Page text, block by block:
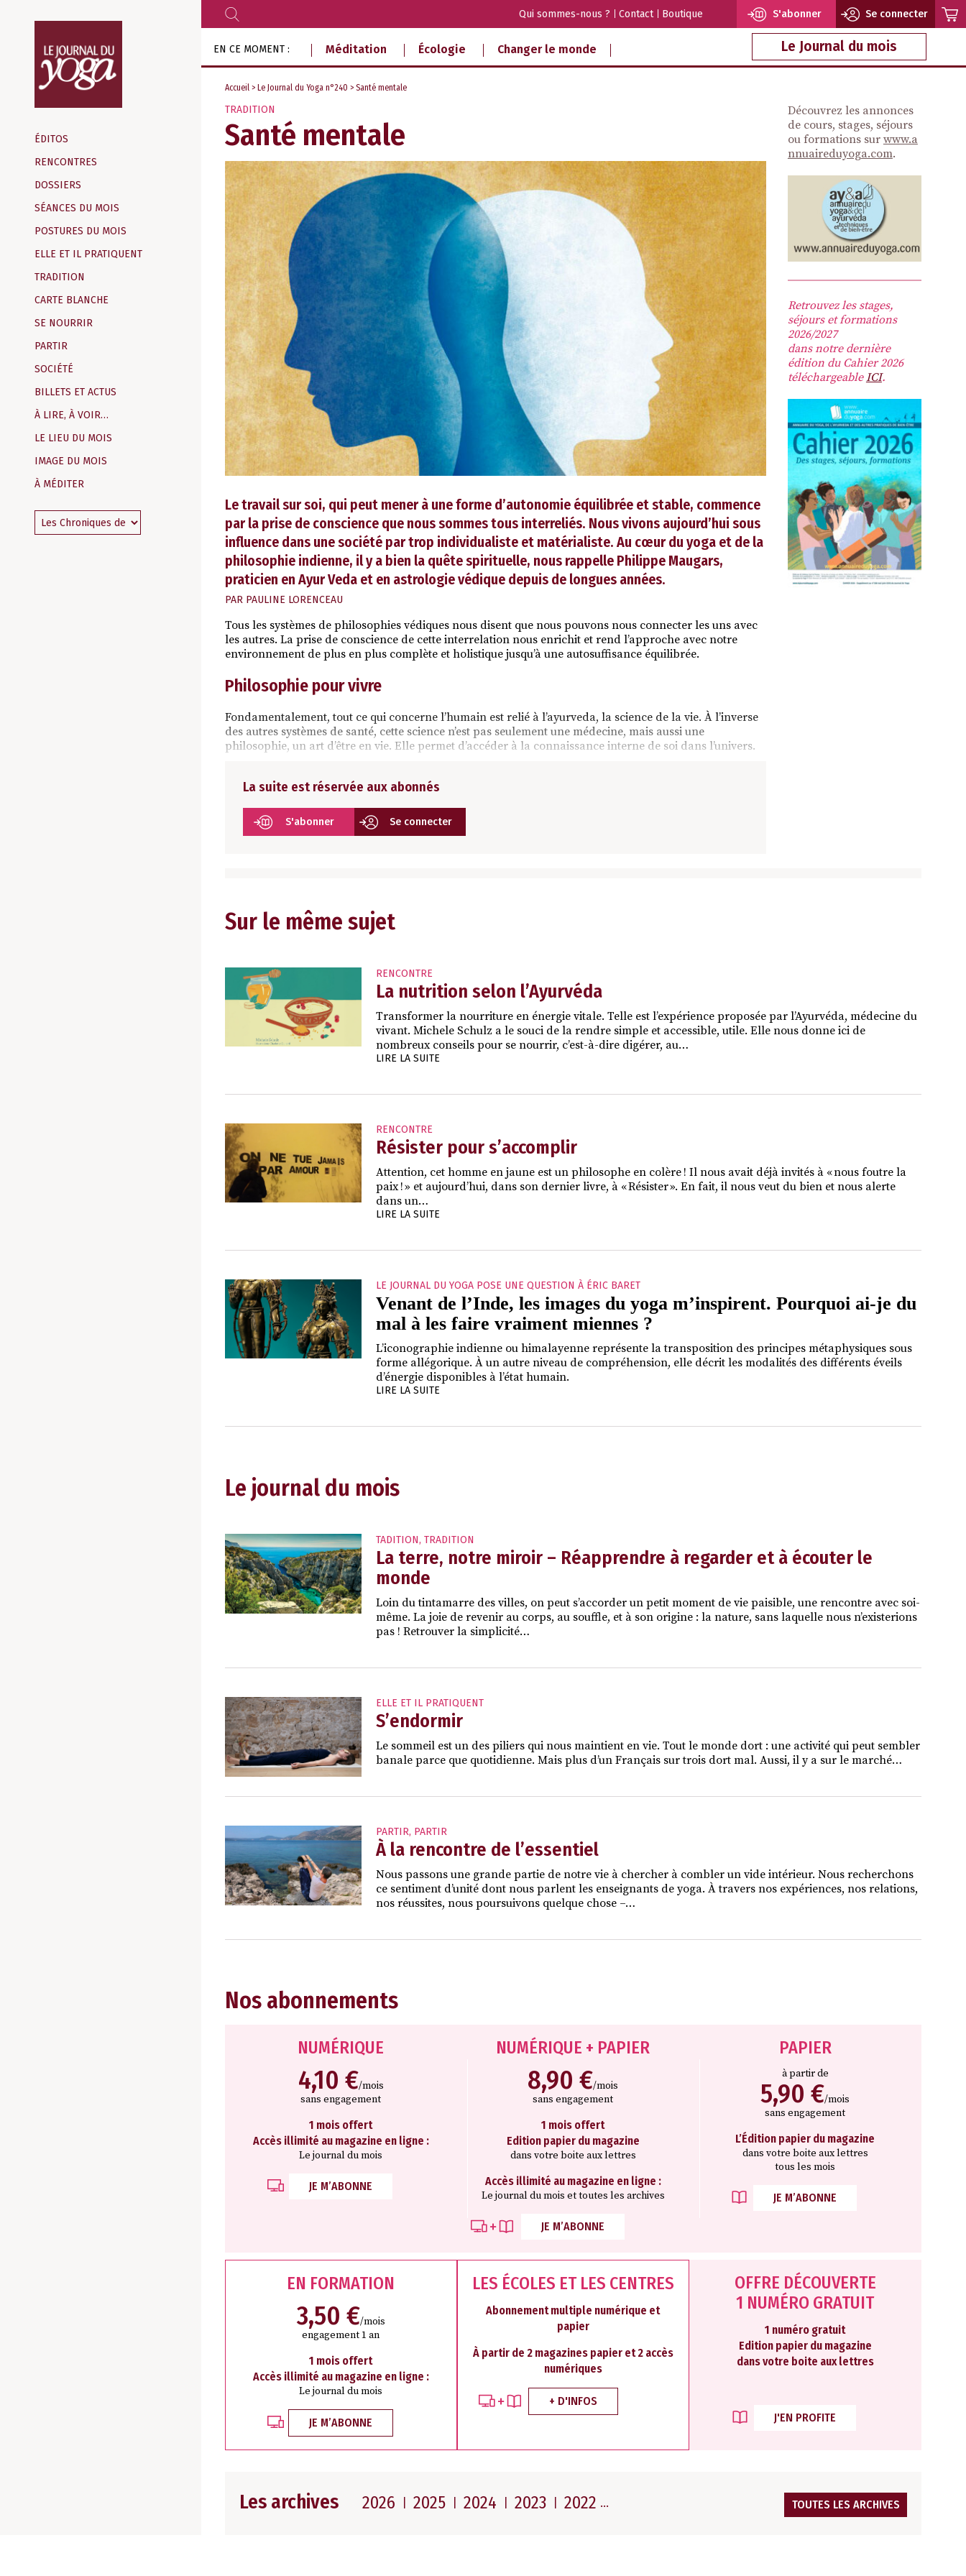
d‘information
indépendant
ÉDITOS
RENCONTRES
DOSSIERS
SÉANCES DU MOIS
POSTURES DU MOIS
ELLE ET IL PRATIQUENT
TRADITION
CARTE BLANCHE
SE NOURRIR
PARTIR
SOCIÉTÉ
BILLETS ET ACTUS
À LIRE, À VOIR…
LE LIEU DU MOIS
IMAGE DU MOIS
À MÉDITER
RECHERCHER Qui sommes-nous ? Contact Boutique S'abonner Se connecter
EN CE MOMENT : Méditation Écologie Changer le monde Le Journal du mois
Accueil > Le Journal du Yoga n°240 > Santé mentale
TRADITION
Santé mentale
Le travail sur soi, qui peut mener à une forme d’autonomie équilibrée et stable, commence
par la prise de conscience que nous sommes tous interreliés. Nous vivons aujourd’hui sous
influence dans une société par trop individualiste et matérialiste. Au cœur du yoga et de la
philosophie indienne, il y a bien la quête spirituelle, nous rappelle Philippe Maugars,
praticien en Ayur Veda et en astrologie védique depuis de longues années.
PAR PAULINE LORENCEAU
Tous les systèmes de philosophies védiques nous disent que nous pouvons nous connecter les uns avec
les autres. La prise de conscience de cette interrelation nous enrichit et rend l’approche avec notre
environnement de plus en plus complète et holistique jusqu’à une autosuffisance équilibrée.
Philosophie pour vivre
Fondamentalement, tout ce qui concerne l’humain est relié à l’ayurveda, la science de la vie. À l’inverse
des autres systèmes de santé, cette science n’est pas seulement une médecine, mais aussi une
philosophie, un art d’être en vie. Elle permet d’accéder à la connaissance interne de soi dans l’univers.
La suite est réservée aux abonnés
S'abonner Se connecter
Découvrez les annonces
de cours, stages, séjours
ou formations sur www.a
nnuaireduyoga.com.
Retrouvez les stages,
séjours et formations
2026/2027
dans notre dernière
édition du Cahier 2026
téléchargeableICI.
Sur le même sujet
RENCONTRE
La nutrition selon l’Ayurvéda
Transformer la nourriture en énergie vitale. Telle est l’expérience proposée par l’Ayurvéda, médecine du
vivant. Michele Schulz a le souci de la rendre simple et accessible, utile. Elle nous donne ici de
nombreux conseils pour se nourrir, c’est-à-dire digérer, au…
LIRE LA SUITE
RENCONTRE
Résister pour s’accomplir
Attention, cet homme en jaune est un philosophe en colère ! Il nous avait déjà invités à « nous foutre la
paix ! » et aujourd’hui, dans son dernier livre, à « Résister ». En fait, il nous veut du bien et nous alerte
dans un…
LIRE LA SUITE
LE JOURNAL DU YOGA POSE UNE QUESTION À ÉRIC BARET
Venant de l’Inde, les images du yoga m’inspirent. Pourquoi ai-je du
mal à les faire vraiment miennes ?
L’iconographie indienne ou himalayenne représente la transposition des principes métaphysiques sous
forme allégorique. À un autre niveau de compréhension, elle décrit les modalités des différents éveils
d’énergie disponibles à l’état humain.
LIRE LA SUITE
Le journal du mois
TADITION, TRADITION
La terre, notre miroir – Réapprendre à regarder et à écouter le
monde
Loin du tintamarre des villes, on peut s’accorder un petit moment de vie paisible, une rencontre avec soi-
même. La joie de revenir au corps, au souffle, et à son origine : la nature, sans laquelle nous n’existerions
pas ! Retrouver la simplicité…
ELLE ET IL PRATIQUENT
S’endormir
Le sommeil est un des piliers qui nous maintient en vie. Tout le monde dort : une activité qui peut sembler
banale parce que quotidienne. Mais plus d’un Français sur trois dort mal. Aussi, il y a sur le marché…
PARTIR, PARTIR
À la rencontre de l’essentiel
Nous passons une grande partie de notre vie à chercher à combler un vide intérieur. Nous recherchons
ce sentiment d’unité dont nous parlent les enseignants de yoga. À travers nos expériences, nos relations,
nos réussites, nous poursuivons quelque chose –…
Nos abonnements
NUMÉRIQUE
4,10 €/mois
sans engagement
1 mois offert
Accès illimité au magazine en ligne :
Le journal du mois
JE M’ABONNE
NUMÉRIQUE + PAPIER
8,90 €/mois
sans engagement
1 mois offert
Edition papier du magazine
dans votre boite aux lettres
Accès illimité au magazine en ligne :
Le journal du mois et toutes les archives
JE M’ABONNE
PAPIER
à partir de
5,90 €/mois
sans engagement
L’Édition papier du magazine
dans votre boite aux lettres
tous les mois
JE M’ABONNE
EN FORMATION
3,50 €/mois
engagement 1 an
1 mois offert
Accès illimité au magazine en ligne :
Le journal du mois
JE M’ABONNE
LES ÉCOLES ET LES CENTRES
Abonnement multiple numérique et
papier
À partir de 2 magazines papier et 2 accès
numériques
+ D'INFOS
OFFRE DÉCOUVERTE
1 NUMÉRO GRATUIT
1 numéro gratuit
Edition papier du magazine
dans votre boite aux lettres
J'EN PROFITE
Les archives 2026 2025 2024 2023 2022 TOUTES LES ARCHIVES